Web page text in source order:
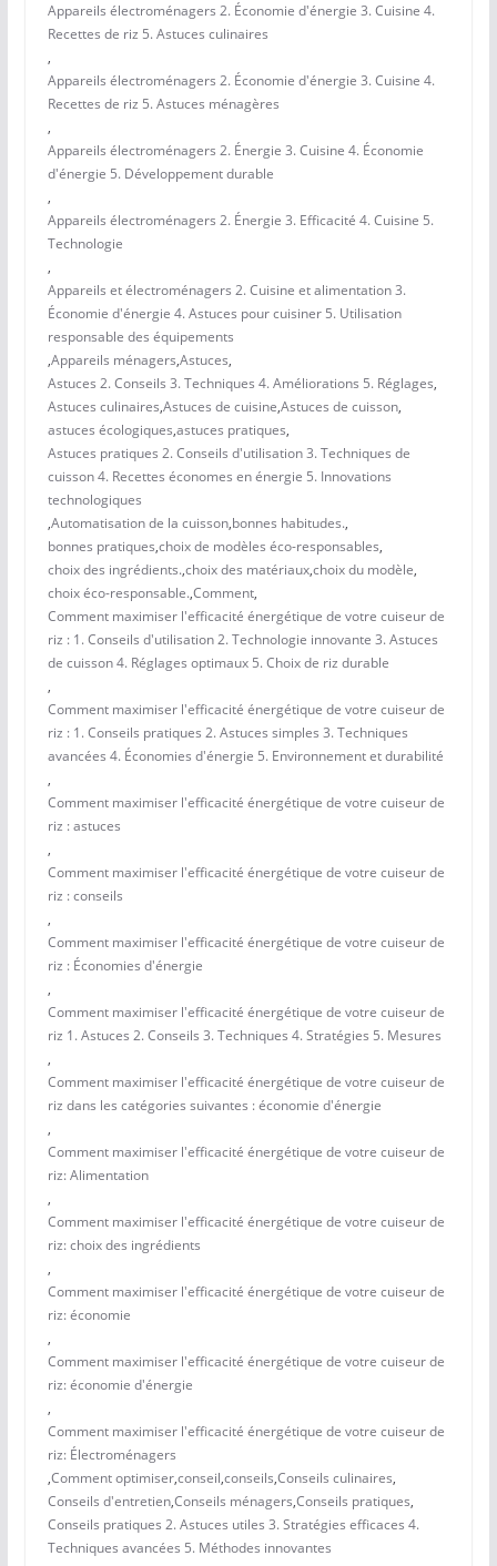
Appareils électroménagers 2. Économie d'énergie 3. Cuisine 4.
Recettes de riz 5. Astuces culinaires
,
Appareils électroménagers 2. Économie d'énergie 3. Cuisine 4.
Recettes de riz 5. Astuces ménagères
,
Appareils électroménagers 2. Énergie 3. Cuisine 4. Économie
d'énergie 5. Développement durable
,
Appareils électroménagers 2. Énergie 3. Efficacité 4. Cuisine 5.
Technologie
,
Appareils et électroménagers 2. Cuisine et alimentation 3.
Économie d'énergie 4. Astuces pour cuisiner 5. Utilisation
responsable des équipements
,Appareils ménagers,Astuces,
Astuces 2. Conseils 3. Techniques 4. Améliorations 5. Réglages,
Astuces culinaires,Astuces de cuisine,Astuces de cuisson,
astuces écologiques,astuces pratiques,
Astuces pratiques 2. Conseils d'utilisation 3. Techniques de
cuisson 4. Recettes économes en énergie 5. Innovations
technologiques
,Automatisation de la cuisson,bonnes habitudes.,
bonnes pratiques,choix de modèles éco-responsables,
choix des ingrédients.,choix des matériaux,choix du modèle,
choix éco-responsable.,Comment,
Comment maximiser l'efficacité énergétique de votre cuiseur de
riz : 1. Conseils d'utilisation 2. Technologie innovante 3. Astuces
de cuisson 4. Réglages optimaux 5. Choix de riz durable
,
Comment maximiser l'efficacité énergétique de votre cuiseur de
riz : 1. Conseils pratiques 2. Astuces simples 3. Techniques
avancées 4. Économies d'énergie 5. Environnement et durabilité
,
Comment maximiser l'efficacité énergétique de votre cuiseur de
riz : astuces
,
Comment maximiser l'efficacité énergétique de votre cuiseur de
riz : conseils
,
Comment maximiser l'efficacité énergétique de votre cuiseur de
riz : Économies d'énergie
,
Comment maximiser l'efficacité énergétique de votre cuiseur de
riz 1. Astuces 2. Conseils 3. Techniques 4. Stratégies 5. Mesures
,
Comment maximiser l'efficacité énergétique de votre cuiseur de
riz dans les catégories suivantes : économie d'énergie
,
Comment maximiser l'efficacité énergétique de votre cuiseur de
riz: Alimentation
,
Comment maximiser l'efficacité énergétique de votre cuiseur de
riz: choix des ingrédients
,
Comment maximiser l'efficacité énergétique de votre cuiseur de
riz: économie
,
Comment maximiser l'efficacité énergétique de votre cuiseur de
riz: économie d'énergie
,
Comment maximiser l'efficacité énergétique de votre cuiseur de
riz: Électroménagers
,Comment optimiser,conseil,conseils,Conseils culinaires,
Conseils d'entretien,Conseils ménagers,Conseils pratiques,
Conseils pratiques 2. Astuces utiles 3. Stratégies efficaces 4.
Techniques avancées 5. Méthodes innovantes